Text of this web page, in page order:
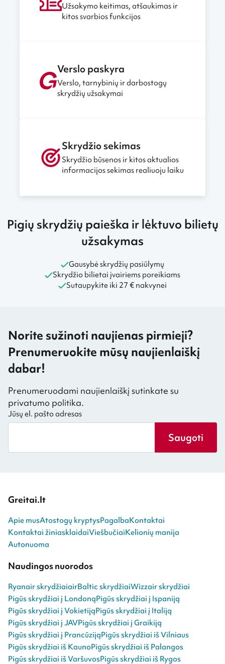
Užsakymo keitimas, atšaukimas ir
kitos svarbios funkcijos
Verslo paskyra
Verslo, tarnybinių ir darbostogų
skrydžių užsakymai
Skrydžio sekimas
Skrydžio būsenos ir kitos aktualios
informacijos sekimas realiuoju laiku
Pigių skrydžių paieška ir lėktuvo bilietų
užsakymas
Gausybė skrydžių pasiūlymų
Skrydžio bilietai įvairiems poreikiams
Sutaupykite iki 27 € nakvynei
Norite sužinoti naujienas pirmieji?
Prenumeruokite mūsų naujienlaiškį
dabar!
Prenumeruodami naujienlaiškį sutinkate su
privatumo politika.
Jūsų el. pašto adresas
Saugoti
Greitai.lt
Apie musAtostogų kryptysPagalbaKontaktai
Kontaktai žiniasklaidaiViešbučiaiKelionių manija
Autonuoma
Naudingos nuorodos
Ryanair skrydžiaiairBaltic skrydžiaiWizzair skrydžiai
Pigūs skrydžiai į LondonąPigūs skrydžiai į Ispaniją
Pigūs skrydžiai į VokietijąPigūs skrydžiai į Italiją
Pigūs skrydžiai į JAVPigūs skrydžiai į Graikiją
Pigūs skrydžiai į PrancūzijąPigūs skrydžiai iš Vilniaus
Pigūs skrydžiai iš KaunoPigūs skrydžiai iš Palangos
Pigūs skrydžiai iš VaršuvosPigūs skrydžiai iš Rygos